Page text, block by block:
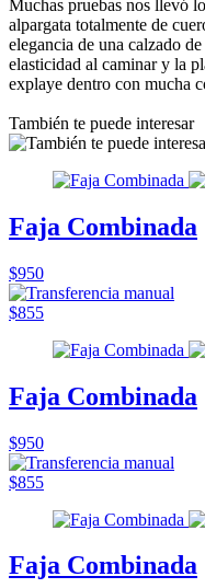
Muchas pruebas nos llevó
alpargata totalmente de
elegancia de una calzado
elasticidad al caminar y la
explaye dentro con mucha
También te puede interesar
Faja Combinada
$950
$855
Faja Combinada
$950
$855
Faja Combinada